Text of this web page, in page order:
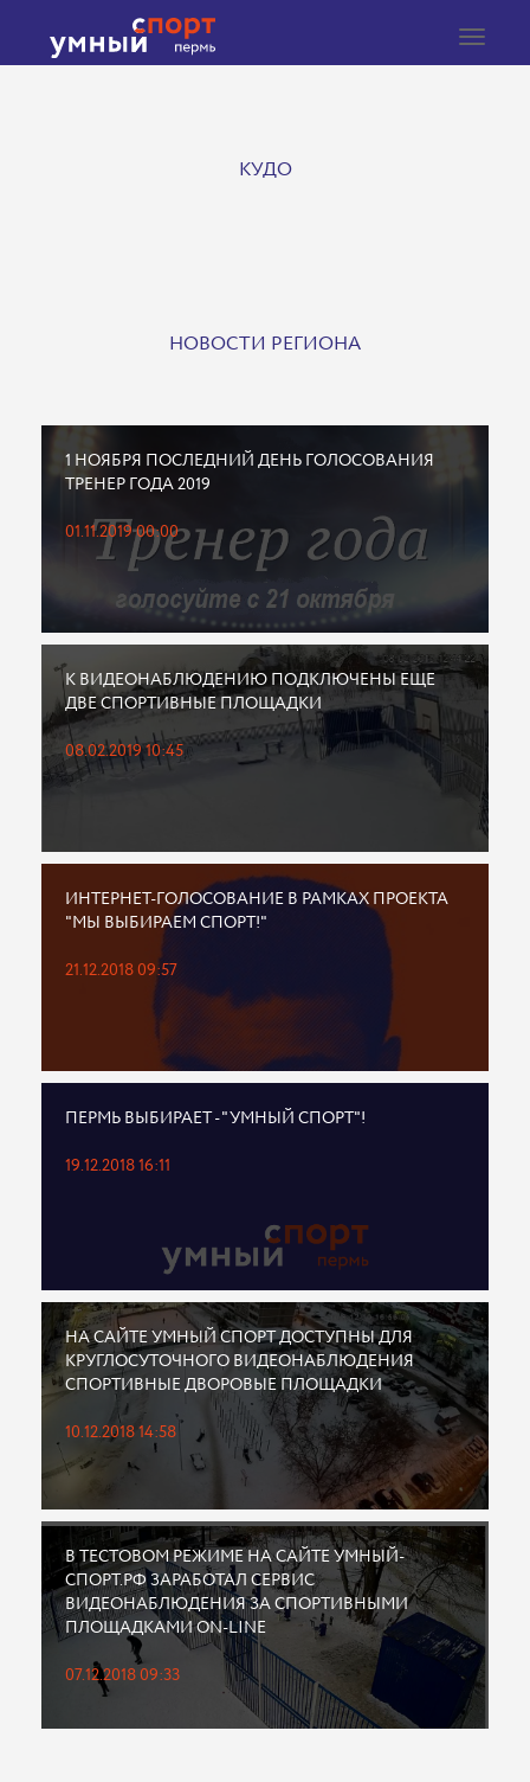
Toggle
КУДО
НОВОСТИ РЕГИОНА
1 НОЯБРЯ ПОСЛЕДНИЙ ДЕНЬ ГОЛОСОВАНИЯ
ТРЕНЕР ГОДА 2019
01.11.2019 00:00
К ВИДЕОНАБЛЮДЕНИЮ ПОДКЛЮЧЕНЫ ЕЩЕ
ДВЕ СПОРТИВНЫЕ ПЛОЩАДКИ
08.02.2019 10:45
ИНТЕРНЕТ-ГОЛОСОВАНИЕ В РАМКАХ ПРОЕКТА
"МЫ ВЫБИРАЕМ СПОРТ!"
21.12.2018 09:57
ПЕРМЬ ВЫБИРАЕТ - "УМНЫЙ СПОРТ"!
19.12.2018 16:11
НА САЙТЕ УМНЫЙ СПОРТ ДОСТУПНЫ ДЛЯ
КРУГЛОСУТОЧНОГО ВИДЕОНАБЛЮДЕНИЯ
СПОРТИВНЫЕ ДВОРОВЫЕ ПЛОЩАДКИ
10.12.2018 14:58
В ТЕСТОВОМ РЕЖИМЕ НА САЙТЕ УМНЫЙ-
СПОРТ.РФ ЗАРАБОТАЛ СЕРВИС
ВИДЕОНАБЛЮДЕНИЯ ЗА СПОРТИВНЫМИ
ПЛОЩАДКАМИ ON-LINE
07.12.2018 09:33